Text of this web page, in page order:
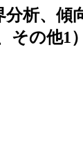
析、
の他1